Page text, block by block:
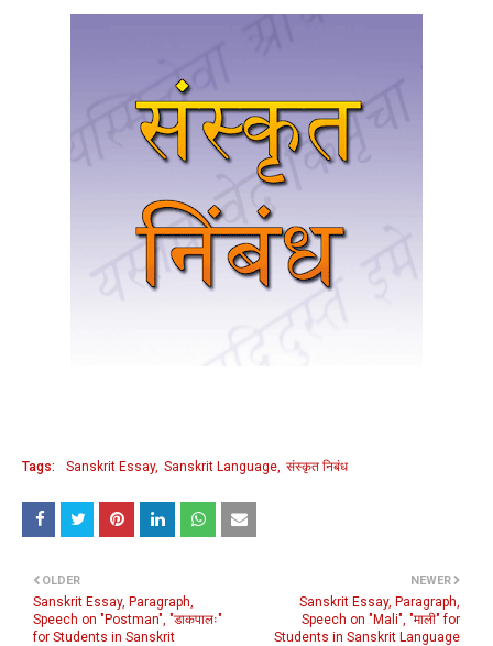
Tags: Sanskrit Essay Sanskrit Language संस्कृत निबंध
NEWER
Sanskrit Essay, Paragraph,
Speech on "Mali", "माली" for
Students in Sanskrit Language
OLDER
Sanskrit Essay, Paragraph,
Speech on "Postman", "डाकपालः"
for Students in Sanskrit